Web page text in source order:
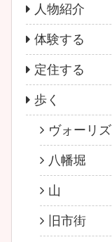
人物紹介
体験する
定住する
歩く
ヴォーリズ
八幡堀
山
旧市街